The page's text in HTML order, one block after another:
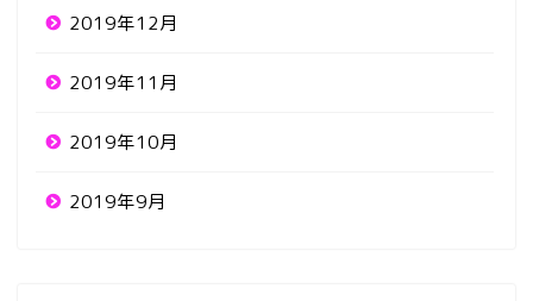
2019年12月
2019年11月
2019年10月
2019年9月